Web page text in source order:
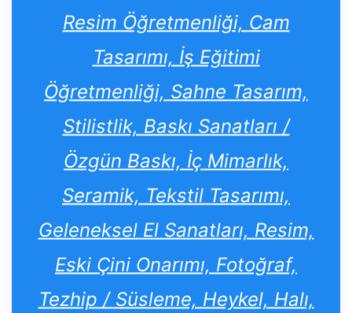
Resim Öğretmenliği, Cam
Tasarımı, İş Eğitimi
Öğretmenliği, Sahne Tasarım,
Stilistlik, Baskı Sanatları /
Özgün Baskı, İç Mimarlık,
Seramik, Tekstil Tasarımı,
Geleneksel El Sanatları, Resim,
Eski Çini Onarımı, Fotoğraf,
Tezhip / Süsleme, Heykel, Halı,